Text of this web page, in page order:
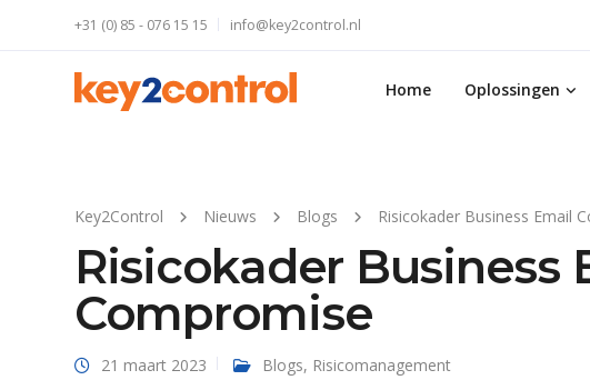
+31 (0) 85 - 076 15 15 info@key2control.nl
Home Oplossingen
Key2Control Nieuws Blogs Risicokader Business Email
Risicokader Business
Compromise
21 maart 2023 Blogs, Risicomanagement